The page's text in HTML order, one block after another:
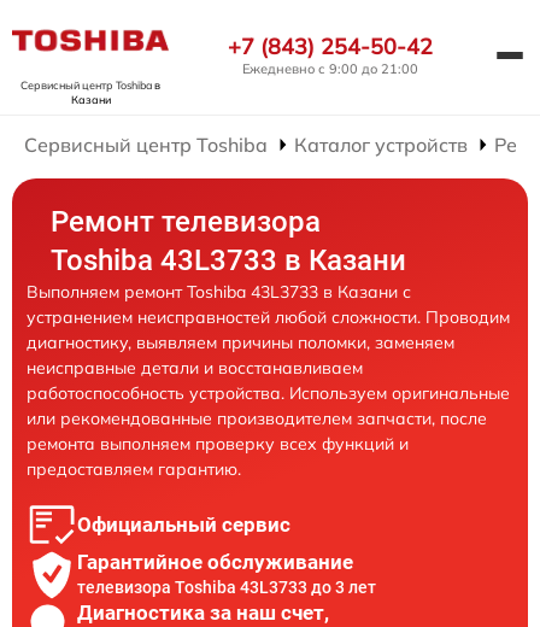
Сервисный центр Toshibaв
Казани
+7 (843) 254-50-42
Ежедневно с 9:00 до 21:00
Сервисный центр Toshiba Каталог устройств
Ремонт телевизора
Toshiba 43L3733 в Казани
Выполняем ремонт Toshiba 43L3733 в Казани с
устранением неисправностей любой сложности. Проводим
диагностику, выявляем причины поломки, заменяем
неисправные детали и восстанавливаем
работоспособность устройства. Используем оригинальные
или рекомендованные производителем запчасти, после
ремонта выполняем проверку всех функций и
предоставляем гарантию.
Официальный сервис
Гарантийное обслуживание
телевизора Toshiba 43L3733 до 3 лет
Диагностика за наш счет,